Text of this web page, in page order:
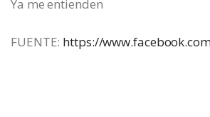
Ya me entienden
FUENTE: https://